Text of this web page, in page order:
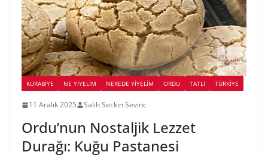
KURABIYE NE YİYELİM NEREDE YİYELİM ORDU TATLI TÜRKIYE
11 Aralık 2025 Salih Seckin Sevinc
Ordu’nun Nostaljik Lezzet
Durağı: Kuğu Pastanesi